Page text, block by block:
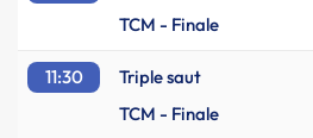
TCM - Finale
11:30 Triple saut
TCM - Finale